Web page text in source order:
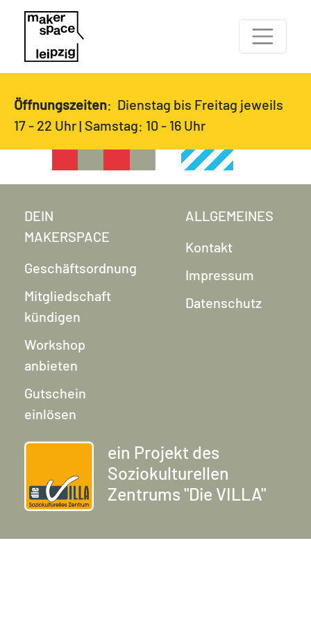
Öffnungszeiten: Dienstag bis Freitag jeweils
17 - 22 Uhr | Samstag: 10 - 16 Uhr
DEIN
MAKERSPACE
Geschäftsordnung
Mitgliedschaft
kündigen
Workshop
anbieten
Gutschein
einlösen
ALLGEMEINES
Kontakt
Impressum
Datenschutz
ein Projekt des
Soziokulturellen
Zentrums "Die VILLA"